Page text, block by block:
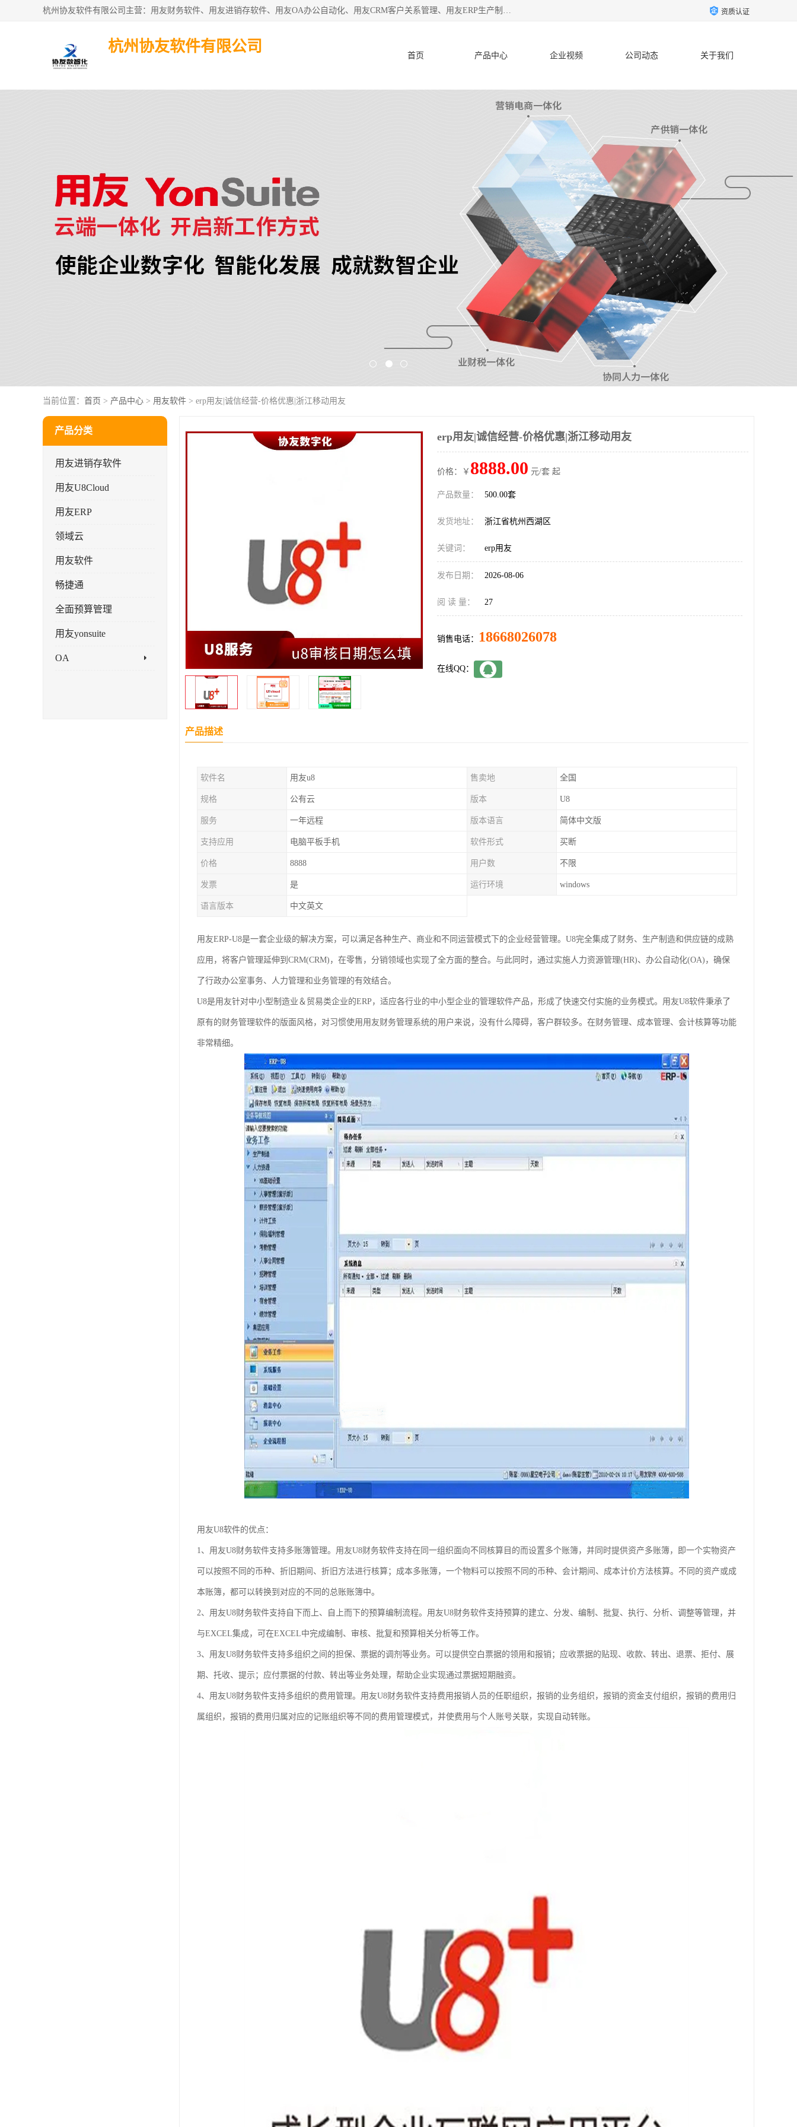
杭州协友软件有限公司主营：用友财务软件、用友进销存软件、用友OA办公自动化、用友CRM客户关系管理、用友ERP生产制造管理等;是一家用友管理软件咨询服务商。自创立至今，一直致力于为客户提供顾问式ERP管理解决方案务，为企业提供了财务管理、供应链和物流管理、生产制造管理、管理、知识与协同管理、客户关系管理等信息化建设领域的应用。 资质认证
杭州协友软件有限公司
首页 产品中心 企业视频 公司动态 关于我们
当前位置： 首页 > 产品中心 > 用友软件 > erp用友|诚信经营-价格优惠|浙江移动用友
产品分类
用友进销存软件
用友U8Cloud
用友ERP
领域云
用友软件
畅捷通
全面预算管理
用友yonsuite
OA
erp用友|诚信经营-价格优惠|浙江移动用友
价格：￥ 8888.00 元/套 起
产品数量： 500.00套
发货地址： 浙江省杭州西湖区
关键词： erp用友
发布日期： 2026-08-06
阅 读 量： 27
销售电话： 18668026078
在线QQ：
产品描述
软件名 用友u8 售卖地 全国
规格 公有云 版本 U8
服务 一年远程 版本语言 简体中文版
支持应用 电脑平板手机 软件形式 买断
价格 8888 用户数 不限
发票 是 运行环境 windows
语言版本 中文英文
用友ERP-U8是一套企业级的解决方案，可以满足各种生产、商业和不同运营模式下的企业经营管理。U8完全集成了财务、生产制造和供应链的成熟
应用，将客户管理延伸到CRM(CRM)，在零售，分销领域也实现了全方面的整合。与此同时，通过实施人力资源管理(HR)、办公自动化(OA)，确保
了行政办公室事务、人力管理和业务管理的有效结合。
U8是用友针对中小型制造业＆贸易类企业的ERP，适应各行业的中小型企业的管理软件产品，形成了快速交付实施的业务模式。用友U8软件秉承了
原有的财务管理软件的版面风格，对习惯使用用友财务管理系统的用户来说，没有什么障碍，客户群较多。在财务管理、成本管理、会计核算等功能
非常精细。
用友U8软件的优点：
1、用友U8财务软件支持多账簿管理。用友U8财务软件支持在同一组织面向不同核算目的而设置多个账簿，并同时提供资产多账簿，即一个实物资产
可以按照不同的币种、折旧期间、折旧方法进行核算；成本多账簿，一个物料可以按照不同的币种、会计期间、成本计价方法核算。不同的资产或成
本账簿，都可以转换到对应的不同的总账账簿中。
2、用友U8财务软件支持自下而上、自上而下的预算编制流程。用友U8财务软件支持预算的建立、分发、编制、批复、执行、分析、调整等管理，并
与EXCEL集成，可在EXCEL中完成编制、审核、批复和预算相关分析等工作。
3、用友U8财务软件支持多组织之间的担保、票据的调剂等业务。可以提供空白票据的领用和报销；应收票据的贴现、收款、转出、退票、拒付、展
期、托收、提示；应付票据的付款、转出等业务处理，帮助企业实现通过票据短期融资。
4、用友U8财务软件支持多组织的费用管理。用友U8财务软件支持费用报销人员的任职组织，报销的业务组织，报销的资金支付组织，报销的费用归
属组织，报销的费用归属对应的记账组织等不同的费用管理模式，并使费用与个人账号关联，实现自动转账。